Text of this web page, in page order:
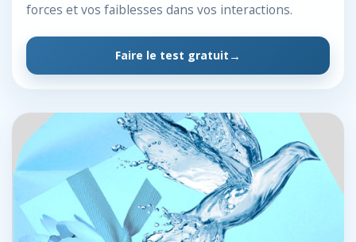
forces et vos faiblesses dans vos interactions.
Faire le test gratuit